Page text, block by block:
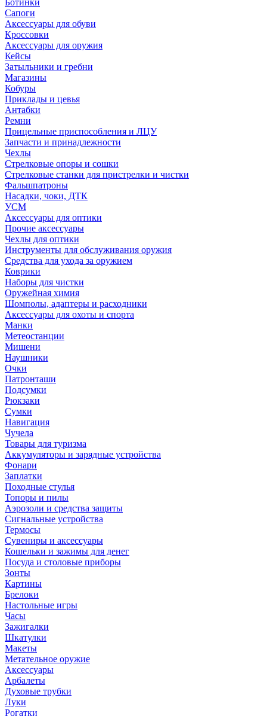
Ботинки
Сапоги
Аксессуары для обуви
Кроссовки
Аксессуары для оружия
Кейсы
Затыльники и гребни
Магазины
Кобуры
Приклады и цевья
Антабки
Ремни
Прицельные приспособления и ЛЦУ
Запчасти и принадлежности
Чехлы
Стрелковые опоры и сошки
Стрелковые станки для пристрелки и чистки
Фальшпатроны
Насадки, чоки, ДТК
УСМ
Аксессуары для оптики
Прочие аксессуары
Чехлы для оптики
Инструменты для обслуживания оружия
Средства для ухода за оружием
Коврики
Наборы для чистки
Оружейная химия
Шомполы, адаптеры и расходники
Аксессуары для охоты и спорта
Манки
Метеостанции
Мишени
Наушники
Очки
Патронташи
Подсумки
Рюкзаки
Сумки
Навигация
Чучела
Товары для туризма
Аккумуляторы и зарядные устройства
Фонари
Заплатки
Походные стулья
Топоры и пилы
Аэрозоли и средства защиты
Сигнальные устройства
Термосы
Сувениры и аксессуары
Кошельки и зажимы для денег
Посуда и столовые приборы
Зонты
Картины
Брелоки
Настольные игры
Часы
Зажигалки
Шкатулки
Макеты
Метательное оружие
Аксессуары
Арбалеты
Духовые трубки
Луки
Рогатки